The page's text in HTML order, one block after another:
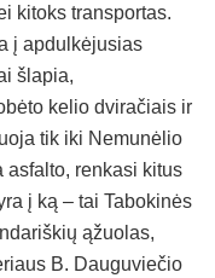
kitoks transportas.
į apdulkėjusias
šlapia,
kelio dviračiais ir
tik iki Nemunėlio
asfalto, renkasi kitus
į ką – tai Tabokinės
ąžuolas,
B. Dauguviečio